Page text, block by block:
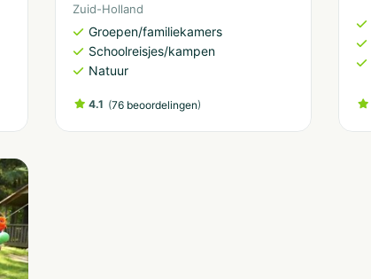
Zuid-Holland
Groepen/familiekamers
Schoolreisjes/kampen
Natuur
4.1 (76 beoordelingen)